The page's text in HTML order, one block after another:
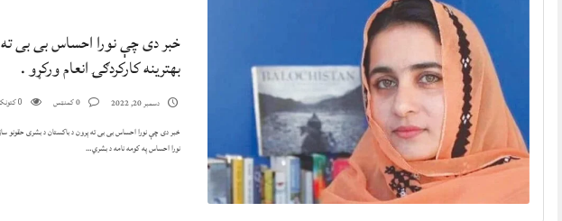
خبر دی چې نورا احساس بی بی ته
بهترینه کارکردګۍ انعام ورکړو .
دسمبر 20, 2022 0 کمنټس 0
خبر دی چې نورا احساس بی بی ته پرون د باکستان د بشری حقونو
نورا احساس په کومه نامه د بشري…